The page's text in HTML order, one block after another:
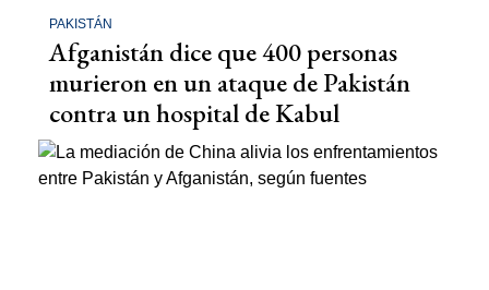
PAKISTÁN
Afganistán dice que 400 personas
murieron en un ataque de Pakistán
contra un hospital de Kabul